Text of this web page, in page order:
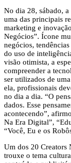
No dia 28, sábado,
uma das principais
marketing e
Negócios”. Ícone
negócios,
do uso de
visão otimista, a
compreender a
ser utilizados de
ela, profissionais
no dia a dia. “O
dados. Esse
acontecendo”,
Na Era Digital”,
“Você, Eu e os
Um dos 20 Creators
trouxe o tema